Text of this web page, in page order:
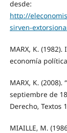
desde:
http://
sirven-
MARX, K.
economía
MARX, K.
septiembre de
Derecho, Textos
MIAILLE, M.